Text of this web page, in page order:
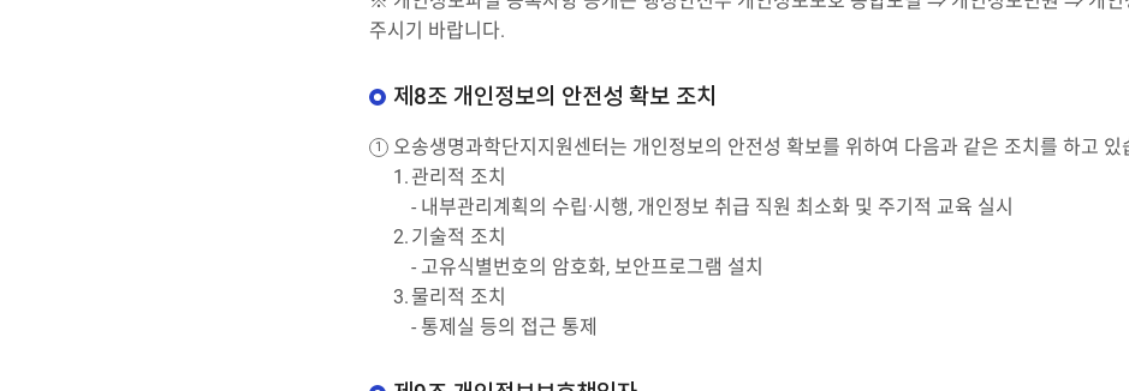
주시기 바랍니다.
제8조 개인정보의 안전성 확보 조치
오송생명과학단지지원센터는 개인정보의 안전성 확보를 위하여 다음과 같은 조치를 하고 있
관리적 조치
- 내부관리계획의 수립·시행, 개인정보 취급 직원 최소화 및 주기적 교육 실시
기술적 조치
- 고유식별번호의 암호화, 보안프로그램 설치
물리적 조치
- 통제실 등의 접근 통제